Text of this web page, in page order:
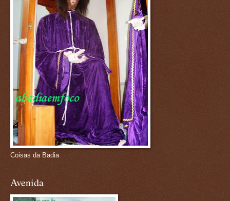
Coisas da Badia
Avenida